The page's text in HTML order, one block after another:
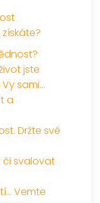
jste
sami…
a
Držte své
či svalovat
Vemte